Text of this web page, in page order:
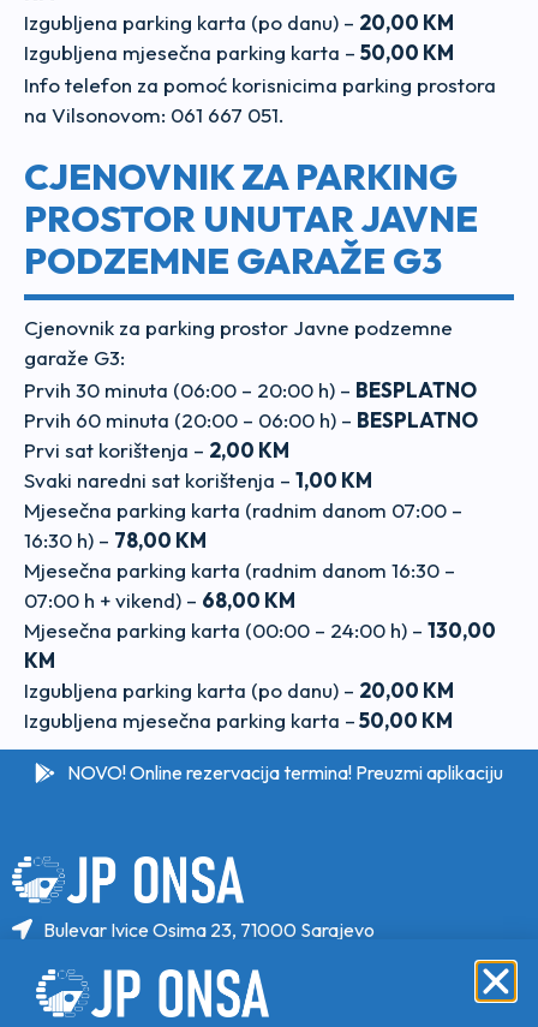
Izgubljena parking karta (po danu) – 20,00 KM
Izgubljena mjesečna parking karta – 50,00 KM
Info telefon za pomoć korisnicima parking prostora
na Vilsonovom: 061 667 051.
CJENOVNIK ZA PARKING
PROSTOR UNUTAR JAVNE
PODZEMNE GARAŽE G3
Cjenovnik za parking prostor Javne podzemne
garaže G3:
Prvih 30 minuta (06:00 – 20:00 h) – BESPLATNO
Prvih 60 minuta (20:00 – 06:00 h) – BESPLATNO
Prvi sat korištenja – 2,00 KM
Svaki naredni sat korištenja – 1,00 KM
Mjesečna parking karta (radnim danom 07:00 –
16:30 h) – 78,00 KM
Mjesečna parking karta (radnim danom 16:30 –
07:00 h + vikend) – 68,00 KM
Mjesečna parking karta (00:00 – 24:00 h) – 130,00
KM
Izgubljena parking karta (po danu) – 20,00 KM
Izgubljena mjesečna parking karta –50,00 KM
NOVO! Online rezervacija termina! Preuzmi aplikaciju
Bulevar Ivice Osima 23, 71000 Sarajevo
+387 33 646 471
info@jponsa.ba